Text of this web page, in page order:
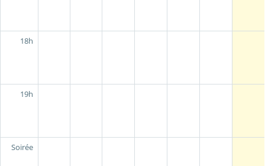
18h
19h
Soirée